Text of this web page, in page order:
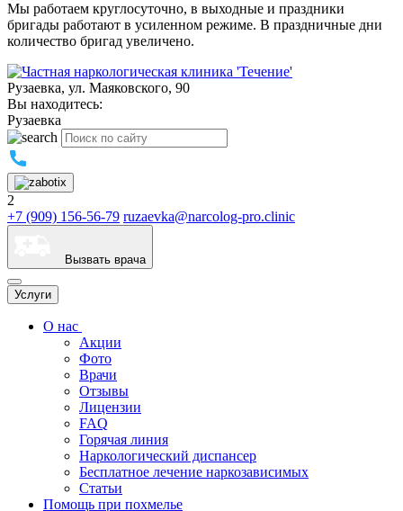
Мы работаем круглосуточно, в выходные и праздники
бригады работают в усиленном режиме. В праздничные дни
количество бригад увеличено.
Рузаевка, ул. Маяковского, 90
Вы находитесь:
Рузаевка
2
+7 (909) 156-56-79 ruzaevka@narcolog-pro.clinic
Вызвать врача
Услуги
О нас
Акции
Фото
Врачи
Отзывы
Лицензии
FAQ
Горячая линия
Наркологический диспансер
Бесплатное лечение наркозависимых
Статьи
Помощь при похмелье